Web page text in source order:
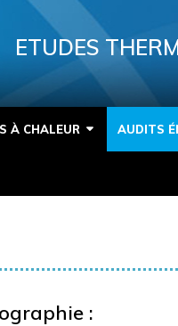
ETUDES
À CHALEUR AUDITS
: